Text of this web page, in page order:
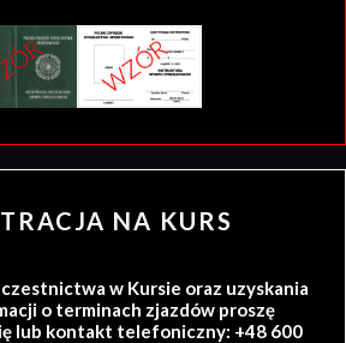
NA KURS
w Kursie oraz uzyskania
o terminach zjazdów proszę
lub kontakt telefoniczny: +48 600